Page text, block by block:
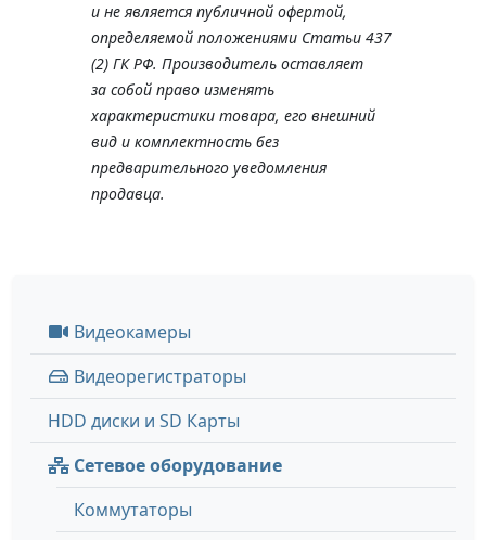
и не является публичной офертой,
определяемой положениями Статьи 437
(2) ГК РФ. Производитель оставляет
за собой право изменять
характеристики товара, его внешний
вид и комплектность без
предварительного уведомления
продавца.
Видеокамеры
Видеорегистраторы
HDD диски и SD Карты
Сетевое оборудование
Коммутаторы